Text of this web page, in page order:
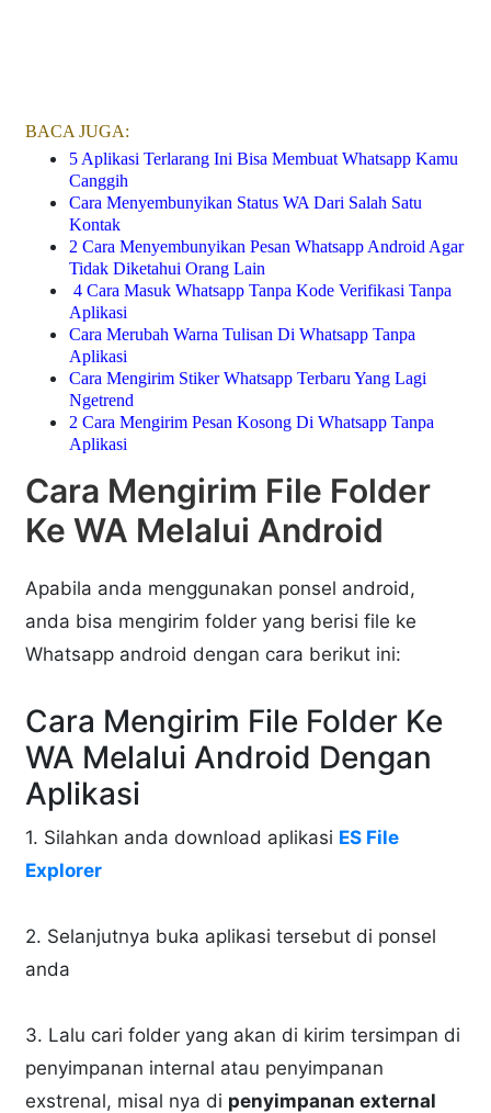
BACA JUGA:
5 Aplikasi Terlarang Ini Bisa Membuat Whatsapp Kamu
Canggih
Cara Menyembunyikan Status WA Dari Salah Satu
Kontak
2 Cara Menyembunyikan Pesan Whatsapp Android Agar
Tidak Diketahui Orang Lain
4 Cara Masuk Whatsapp Tanpa Kode Verifikasi Tanpa
Aplikasi
Cara Merubah Warna Tulisan Di Whatsapp Tanpa
Aplikasi
Cara Mengirim Stiker Whatsapp Terbaru Yang Lagi
Ngetrend
2 Cara Mengirim Pesan Kosong Di Whatsapp Tanpa
Aplikasi
Cara Mengirim File Folder
Ke WA Melalui Android
Apabila anda menggunakan ponsel android,
anda bisa mengirim folder yang berisi file ke
Whatsapp android dengan cara berikut ini:
Cara Mengirim File Folder Ke
WA Melalui Android Dengan
Aplikasi
1. Silahkan anda download aplikasi ES File
Explorer
2. Selanjutnya buka aplikasi tersebut di ponsel
anda
3. Lalu cari folder yang akan di kirim tersimpan di
penyimpanan internal atau penyimpanan
exstrenal, misal nya di penyimpanan external